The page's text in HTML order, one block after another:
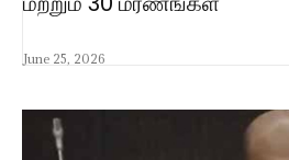
June 25, 2026